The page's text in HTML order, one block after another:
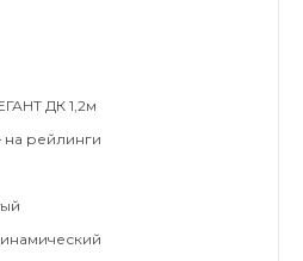
ДК 1,2м
рейлинги